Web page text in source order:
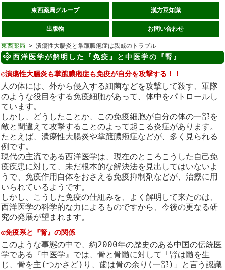
東西薬局グループ 漢方豆知識
出版物 お問い合わせ
東西薬局 > 潰瘍性大腸炎と掌蹠膿疱症は親戚のトラブル
西洋医学が解明した『免疫』と中医学の『腎』
◎潰瘍性大腸炎も掌蹠膿疱症も免疫が自分を攻撃する！！
人の体には、外から侵入する細菌などを攻撃して殺す、軍隊
のような役目をする免疫細胞があって、体中をパトロールし
ています。
しかし、どうしたことか、この免疫細胞が自分の体の一部を
敵と間違えて攻撃することのよって起こる炎症があります。
たとえば、潰瘍性大腸炎や掌蹠膿疱症などが、多く見られる
例です。
現代の主流である西洋医学は、現在のところこうした自己免
疫疾患に対して、未だ根本的な解決法を見出してはいないよ
うで、免疫作用自体をおさえる免疫抑制剤などが、治療に用
いられているようです。
しかし、こうした免疫の仕組みを、よく解明して来たのは、
西洋医学の科学的な力によるものですから、今後の更なる研
究の発展が望まれます。
◎免疫系と『腎』の関係
このような事態の中で、約2000年の歴史のある中国の伝統医
学である『中医学』では、骨と骨髄に対して「腎は髄を生
じ、骨を主(つかさど)り、歯は骨の余り(一部)」と言う認識